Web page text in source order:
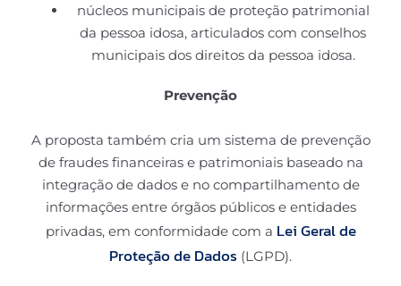
núcleos municipais de proteção patrimonial
da pessoa idosa, articulados com conselhos
municipais dos direitos da pessoa idosa.
Prevenção
A proposta também cria um sistema de prevenção
de fraudes financeiras e patrimoniais baseado na
integração de dados e no compartilhamento de
informações entre órgãos públicos e entidades
privadas, em conformidade com a Lei Geral de
Proteção de Dados (LGPD).